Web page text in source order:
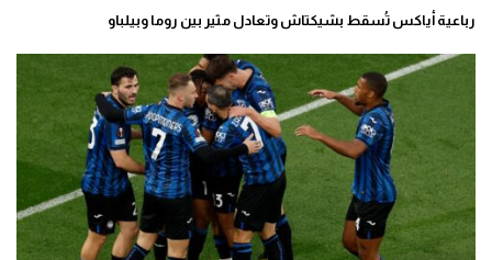
رباعية أياكس تُسقط بشيكتاش وتعادل مثير بين روما وبيلباو